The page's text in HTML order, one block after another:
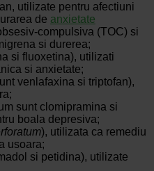
utilizate pentru afectiuni
de anxietate
compulsiva (TOC) si
si durerea;
si fluoxetina), utilizati
si anxietate;
venlafaxina si triptofan),
sunt clomipramina si
boala depresiva;
), utilizata ca remediu
usoara;
si petidina), utilizate